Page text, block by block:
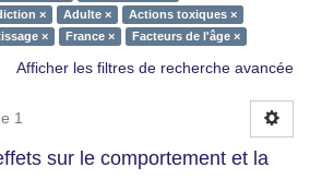
× Adulte ×
Actions toxiques ×
× France × Facteurs de l'âge ×
Afficher les filtres de recherche avancée
1
sur le comportement et la